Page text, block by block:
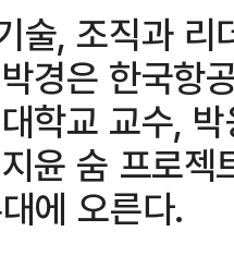
술, 조직과
경은 한국항
학교 교수,
윤 숨 프로
에 오른다.